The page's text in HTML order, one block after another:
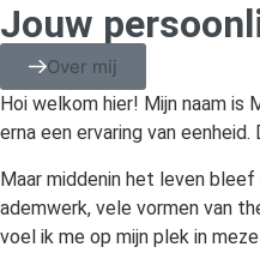
Jouw
Over mij
Hoi welkom hier! Mijn naam
erna een ervaring van
Maar middenin het leven
ademwerk, vele vormen van
voel ik me op mijn plek in